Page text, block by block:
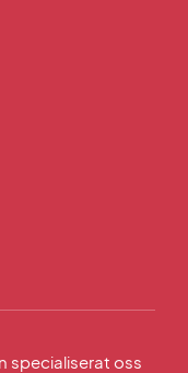
specialiserat oss